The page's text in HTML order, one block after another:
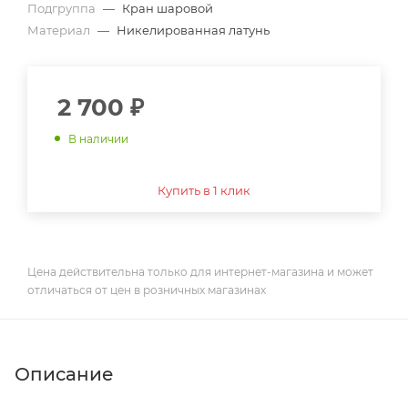
Подгруппа — Кран шаровой
Материал — Никелированная латунь
2 700 ₽
В наличии
Купить в 1 клик
Цена действительна только для интернет-магазина и может
отличаться от цен в розничных магазинах
Описание